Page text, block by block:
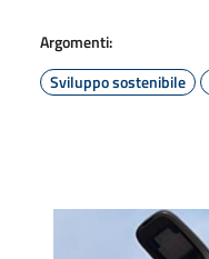
Argomenti:
Sviluppo sostenibile